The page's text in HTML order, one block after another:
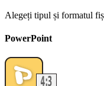
Alegeți tipul și formatul
PowerPoint